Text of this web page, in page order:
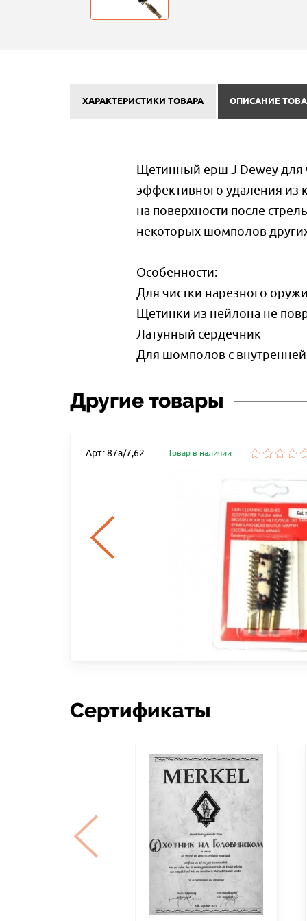
ХАРАКТЕРИСТИКИ ТОВАРА ОПИСАНИЕ
Щетинный ерш J Dewey для
эффективного удаления из
на поверхности после
некоторых шомполов
Особенности:
Для чистки нарезного
Щетинки из нейлона не
Латунный сердечник
Для шомполов с
Другие товары
Арт.: 87а/7,62 Товар в наличии
Сертификаты